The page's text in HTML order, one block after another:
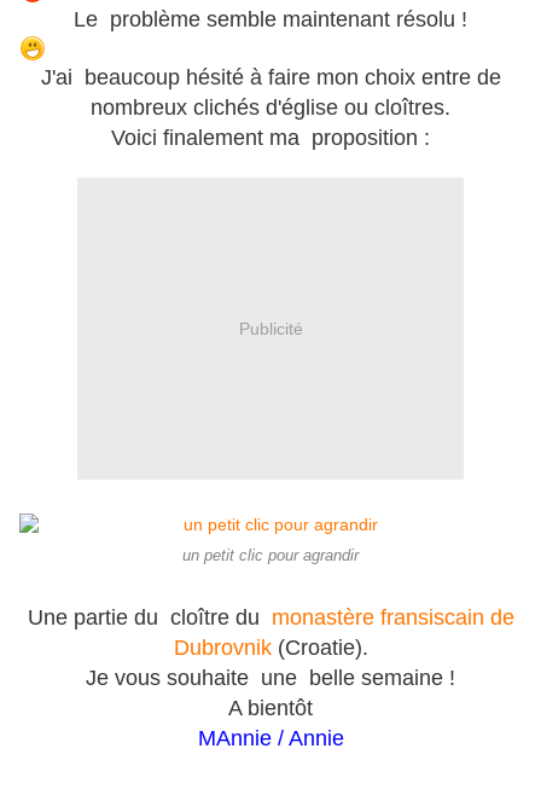
Le problème semble maintenant résolu !
J'ai beaucoup hésité à faire mon choix entre de
nombreux clichés d'église ou cloîtres.
Voici finalement ma proposition :
Publicité
un petit clic pour agrandir
Une partie du cloître du monastère fransiscain de
Dubrovnik(Croatie).
Je vous souhaite une belle semaine !
A bientôt
MAnnie / Annie